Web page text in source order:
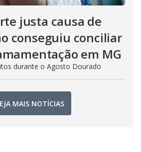
justa causa de
conseguiu conciliar
em MG
durante o Agosto Dourado
MAIS NOTÍCIAS